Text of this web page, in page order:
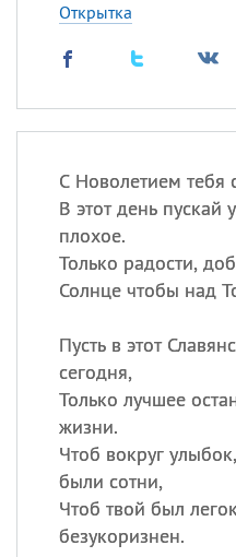
Открытка
С Новолетием тебя
В этот день пускай
плохое.
Только радости,
Солнце чтобы над
Пусть в этот
сегодня,
Только лучшее
жизни.
Чтоб вокруг
были сотни,
Чтоб твой был
безукоризнен.